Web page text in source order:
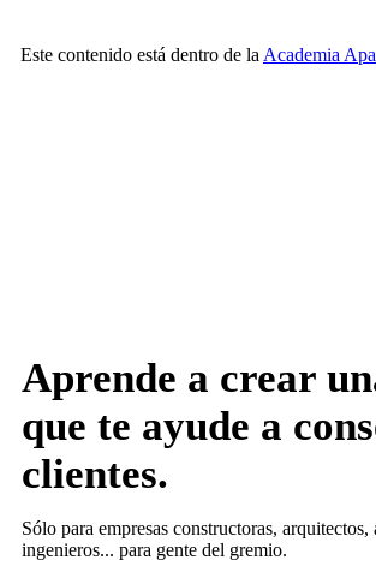
Este contenido está dentro de la Academia
Aprende a crear
que te ayude a
clientes.
Sólo para empresas constructoras, arquitectos,
ingenieros... para gente del gremio.